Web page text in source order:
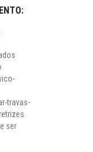
travas-
ser